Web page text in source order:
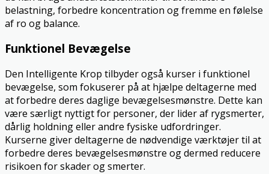
belastning, forbedre koncentration og fremme en følelse
af ro og balance.
Funktionel Bevægelse
Den Intelligente Krop tilbyder også kurser i funktionel
bevægelse, som fokuserer på at hjælpe deltagerne med
at forbedre deres daglige bevægelsesmønstre. Dette kan
være særligt nyttigt for personer, der lider af rygsmerter,
dårlig holdning eller andre fysiske udfordringer.
Kurserne giver deltagerne de nødvendige værktøjer til at
forbedre deres bevægelsesmønstre og dermed reducere
risikoen for skader og smerter.